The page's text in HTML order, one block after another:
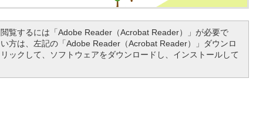
覧するには「Adobe Reader（Acrobat Reader）」が必要で
方は、左記の「Adobe Reader（Acrobat Reader）」ダウンロ
ックして、ソフトウェアをダウンロードし、インストールして